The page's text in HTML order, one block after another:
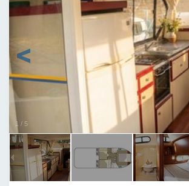
1 / 5